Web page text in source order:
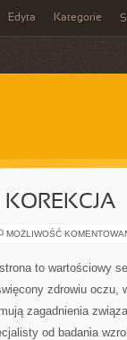
Edyta Kategorie
MOŻLIWOŚĆ
to wartościowy
zdrowiu oczu,
zagadnienia
od badania